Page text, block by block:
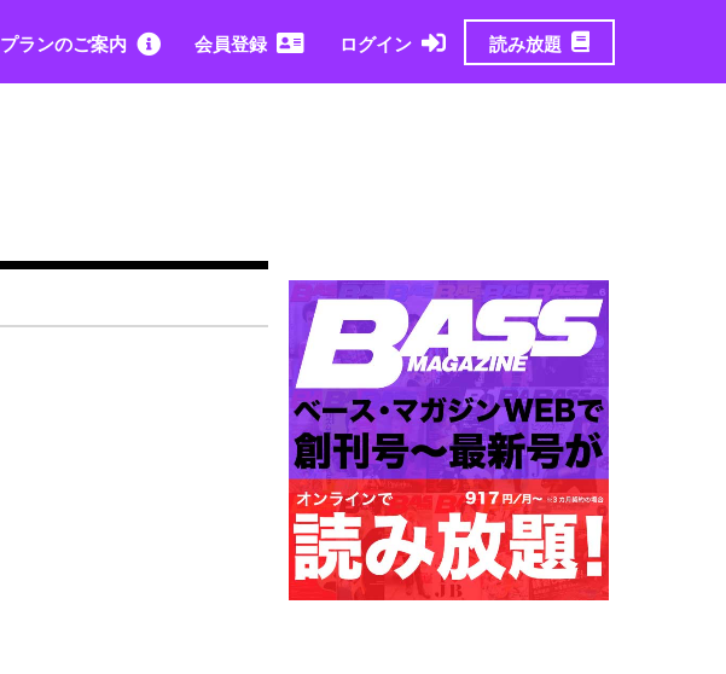
プランのご案内 会員登録 ログイン 読み放題